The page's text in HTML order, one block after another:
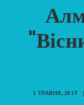
ФОРУМ
ПРО НАС
“ВІСНИК”/
1 ТРАВНЯ, 2019 |